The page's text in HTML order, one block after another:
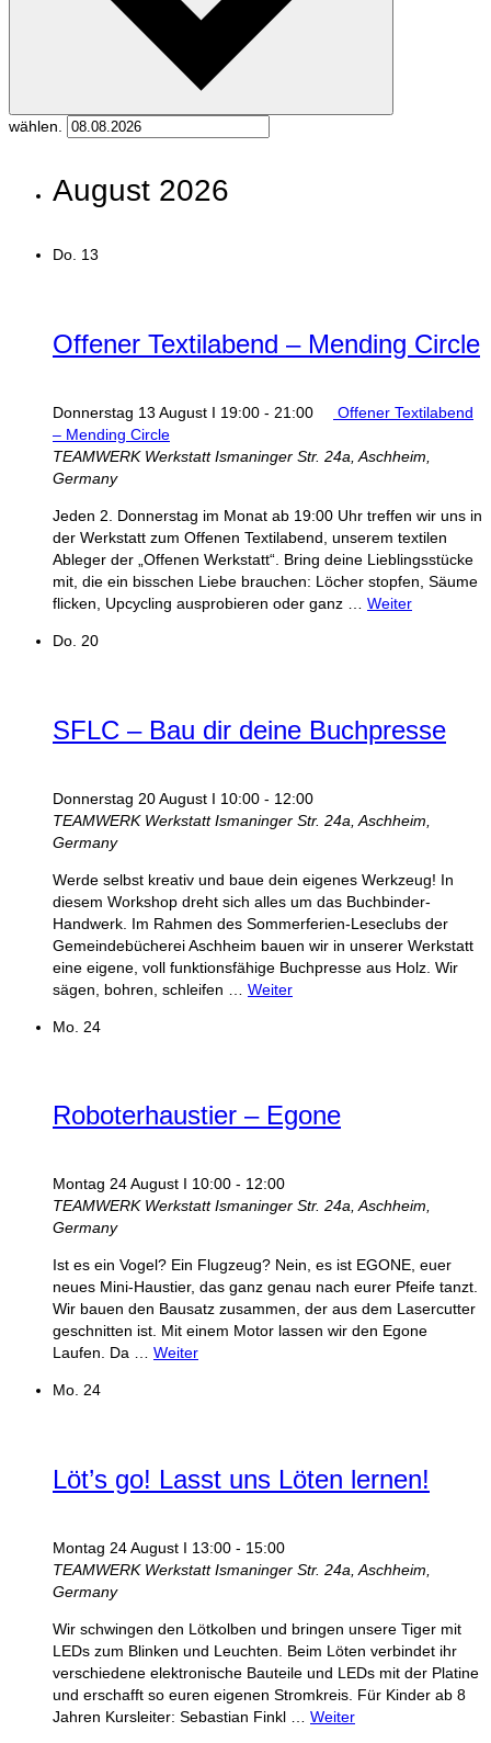
wählen.
August 2026
Do. 13
Offener Textilabend – Mending Circle
Donnerstag 13 August I 19:00 - 21:00
Offener Textilabend
– Mending Circle
TEAMWERK WerkstattIsmaninger Str. 24a, Aschheim,
Germany
Jeden 2. Donnerstag im Monat ab 19:00 Uhr treffen wir uns in
der Werkstatt zum Offenen Textilabend, unserem textilen
Ableger der „Offenen Werkstatt“. Bring deine Lieblingsstücke
mit, die ein bisschen Liebe brauchen: Löcher stopfen, Säume
flicken, Upcycling ausprobieren oder ganz … Weiter
Do. 20
SFLC – Bau dir deine Buchpresse
Donnerstag 20 August I 10:00 - 12:00
TEAMWERK WerkstattIsmaninger Str. 24a, Aschheim,
Germany
Werde selbst kreativ und baue dein eigenes Werkzeug! In
diesem Workshop dreht sich alles um das Buchbinder-
Handwerk. Im Rahmen des Sommerferien-Leseclubs der
Gemeindebücherei Aschheim bauen wir in unserer Werkstatt
eine eigene, voll funktionsfähige Buchpresse aus Holz. Wir
sägen, bohren, schleifen … Weiter
Mo. 24
Roboterhaustier – Egone
Montag 24 August I 10:00 - 12:00
TEAMWERK WerkstattIsmaninger Str. 24a, Aschheim,
Germany
Ist es ein Vogel? Ein Flugzeug? Nein, es ist EGONE, euer
neues Mini-Haustier, das ganz genau nach eurer Pfeife tanzt.
Wir bauen den Bausatz zusammen, der aus dem Lasercutter
geschnitten ist. Mit einem Motor lassen wir den Egone
Laufen. Da … Weiter
Mo. 24
Löt’s go! Lasst uns Löten lernen!
Montag 24 August I 13:00 - 15:00
TEAMWERK WerkstattIsmaninger Str. 24a, Aschheim,
Germany
Wir schwingen den Lötkolben und bringen unsere Tiger mit
LEDs zum Blinken und Leuchten. Beim Löten verbindet ihr
verschiedene elektronische Bauteile und LEDs mit der Platine
und erschafft so euren eigenen Stromkreis. Für Kinder ab 8
Jahren Kursleiter: Sebastian Finkl … Weiter